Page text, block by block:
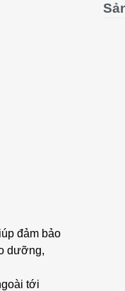
đảm bảo
dưỡng,
tới